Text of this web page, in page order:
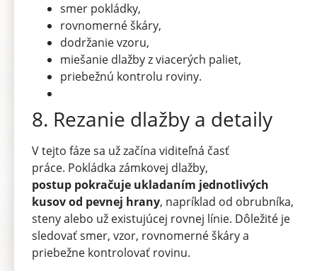
smer pokládky,
rovnomerné škáry,
dodržanie vzoru,
miešanie dlažby z viacerých paliet,
priebežnú kontrolu roviny.
8. Rezanie dlažby a detaily
V tejto fáze sa už začína viditeľná časť
práce. Pokládka zámkovej dlažby,
postup pokračuje ukladaním jednotlivých
kusov od pevnej hrany, napríklad od obrubníka,
steny alebo už existujúcej rovnej línie. Dôležité je
sledovať smer, vzor, rovnomerné škáry a
priebežne kontrolovať rovinu.